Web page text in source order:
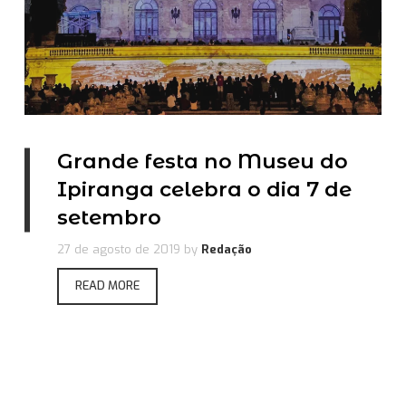
Grande festa no Museu do
Ipiranga celebra o dia 7 de
setembro
27 de agosto de 2019 by Redação
READ MORE